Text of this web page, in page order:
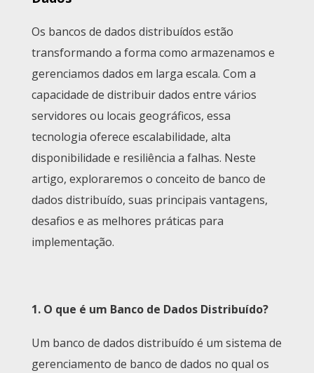
Os bancos de dados distribuídos estão
transformando a forma como armazenamos e
gerenciamos dados em larga escala. Com a
capacidade de distribuir dados entre vários
servidores ou locais geográficos, essa
tecnologia oferece escalabilidade, alta
disponibilidade e resiliência a falhas. Neste
artigo, exploraremos o conceito de banco de
dados distribuído, suas principais vantagens,
desafios e as melhores práticas para
implementação.
1. O que é um Banco de Dados Distribuído?
Um banco de dados distribuído é um sistema de
gerenciamento de banco de dados no qual os